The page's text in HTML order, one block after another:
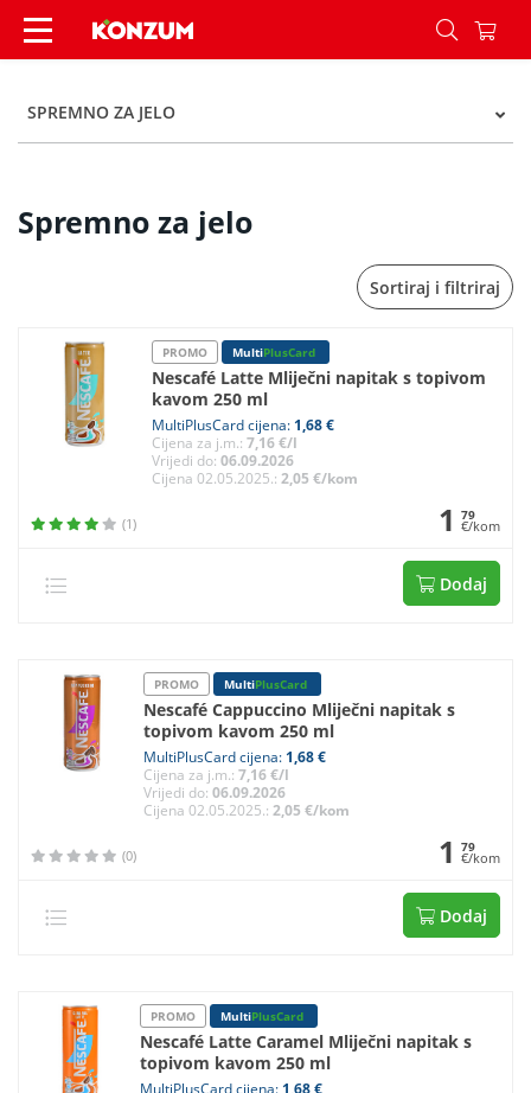
Spremno za jelo - Kategorije - Konzum
SPREMNO ZA JELO
Spremno za jelo
Sortiraj i filtriraj
PROMO MultiPlusCard
Nescafé Latte Mliječni napitak s topivom
kavom 250 ml
MultiPlusCard cijena: 1,68 €
Cijena za j.m.: 7,16 €/l
Vrijedi do: 06.09.2026
Cijena 02.05.2025.: 2,05 €/kom
(1) 1 79
€/kom
Dodaj
PROMO MultiPlusCard
Nescafé Cappuccino Mliječni napitak s
topivom kavom 250 ml
MultiPlusCard cijena: 1,68 €
Cijena za j.m.: 7,16 €/l
Vrijedi do: 06.09.2026
Cijena 02.05.2025.: 2,05 €/kom
(0) 1 79
€/kom
Dodaj
PROMO MultiPlusCard
Nescafé Latte Caramel Mliječni napitak s
topivom kavom 250 ml
MultiPlusCard cijena: 1,68 €